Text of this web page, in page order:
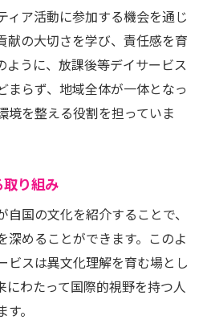
ィア活動に参加する機会を通じ
献の大切さを学び、責任感を育
ように、放課後等デイサービス
まらず、地域全体が一体となっ
境を整える役割を担っていま
り組み
国の文化を紹介することで、
深めることができます。このよ
ビスは異文化理解を育む場とし
にわたって国際的視野を持つ人
。